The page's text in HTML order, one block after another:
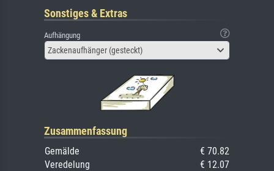
Sonstiges & Extras
Aufhängung
Zackenaufhänger (gesteckt)
Zusammenfassung
Gemälde
€ 70.82
Veredelung
€ 12.07